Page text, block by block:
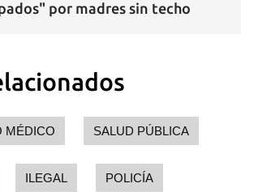
por madres sin techo
MÉDICO SALUD PÚBLICA
ILEGAL POLICÍA